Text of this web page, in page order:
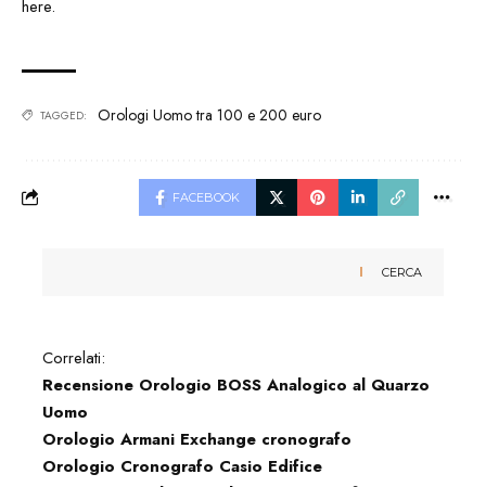
TAGGED: Orologi Uomo tra 100 e 200 euro
FACEBOOK
CERCA
Correlati:
Recensione Orologio BOSS Analogico al Quarzo
Uomo
Orologio Armani Exchange cronografo
Orologio Cronografo Casio Edifice